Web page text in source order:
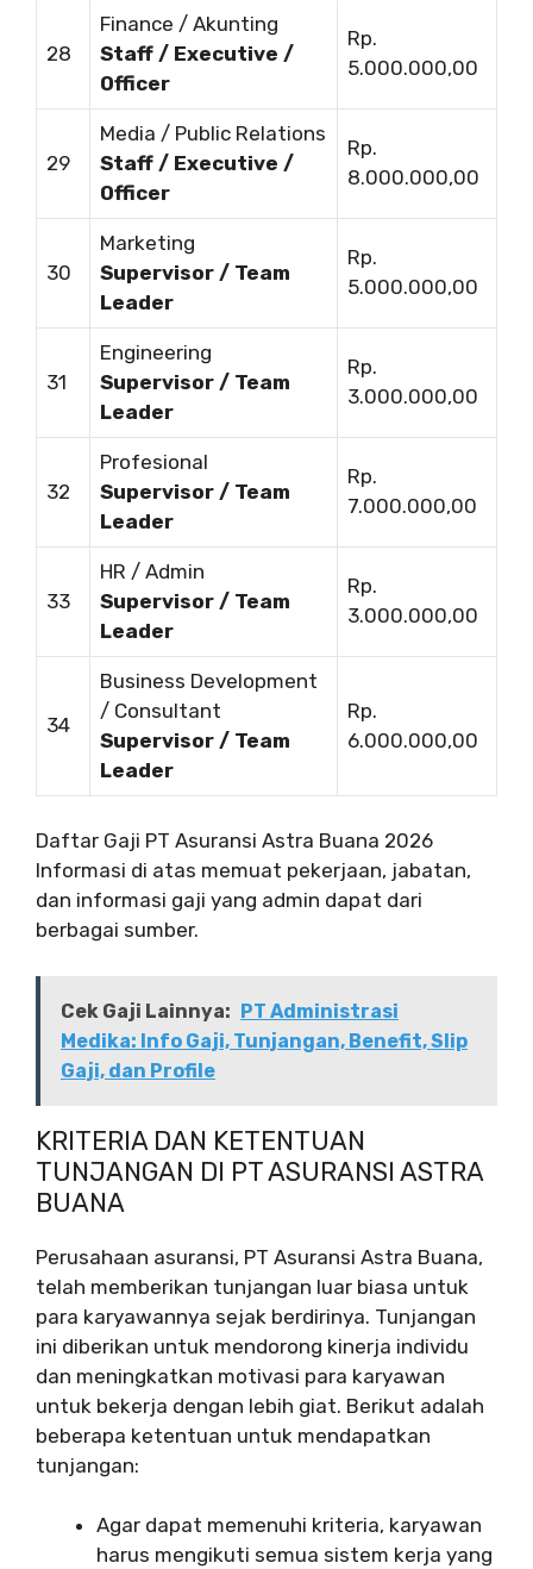
28
Finance / Akunting
Staff / Executive /
Officer
Rp.
5.000.000,00
29
Media / Public Relations
Staff / Executive /
Officer
Rp.
8.000.000,00
30
Marketing
Supervisor / Team
Leader
Rp.
5.000.000,00
31
Engineering
Supervisor / Team
Leader
Rp.
3.000.000,00
32
Profesional
Supervisor / Team
Leader
Rp.
7.000.000,00
33
HR / Admin
Supervisor / Team
Leader
Rp.
3.000.000,00
34
Business Development
/ Consultant
Supervisor / Team
Leader
Rp.
6.000.000,00
Daftar Gaji PT Asuransi Astra Buana 2026
Informasi di atas memuat pekerjaan, jabatan,
dan informasi gaji yang admin dapat dari
berbagai sumber.
Cek Gaji Lainnya: PT Administrasi
Medika: Info Gaji, Tunjangan, Benefit, Slip
Gaji, dan Profile
KRITERIA DAN KETENTUAN
TUNJANGAN DI PT ASURANSI ASTRA
BUANA
Perusahaan asuransi, PT Asuransi Astra Buana,
telah memberikan tunjangan luar biasa untuk
para karyawannya sejak berdirinya. Tunjangan
ini diberikan untuk mendorong kinerja individu
dan meningkatkan motivasi para karyawan
untuk bekerja dengan lebih giat. Berikut adalah
beberapa ketentuan untuk mendapatkan
tunjangan:
Agar dapat memenuhi kriteria, karyawan
harus mengikuti semua sistem kerja yang